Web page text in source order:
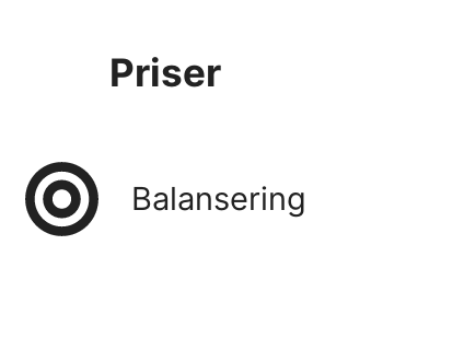
Priser
Balansering